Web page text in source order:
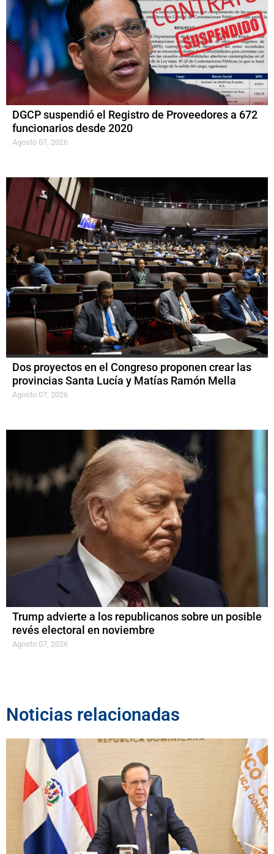
DGCP suspendió el Registro de Proveedores a 672
funcionarios desde 2020
Agosto 07, 2026
Dos proyectos en el Congreso proponen crear las
provincias Santa Lucía y Matías Ramón Mella
Agosto 07, 2026
Trump advierte a los republicanos sobre un posible
revés electoral en noviembre
Agosto 07, 2026
Noticias relacionadas